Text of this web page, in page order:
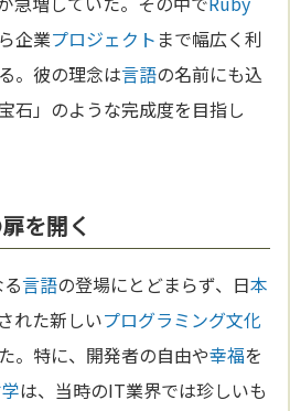
企業プロジェクト まで幅広く利
。彼の理念は言語の名前にも込
石」のような完成度を目指し
を開く
言語の登場にとどまらず、日本
れた新しいプログラミング文化
。特に、開発者の自由や幸福を
は、当時のIT業界では珍しいも